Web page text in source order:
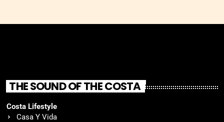
THE SOUND OF THE COSTA
Costa Lifestyle
Casa Y Vida